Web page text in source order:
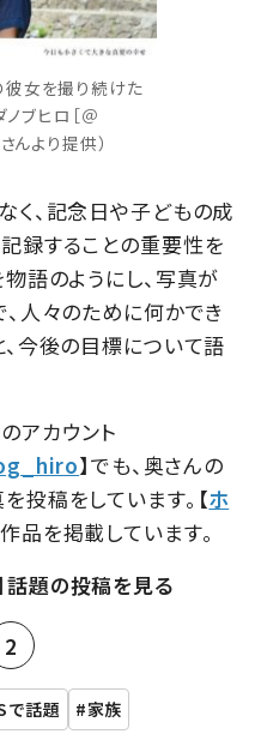
女を撮り続けた
ブヒロ［＠
より提供）
く、記念日や子どもの成
録することの重要性を
語のようにし、写真が
、人々のために何かでき
、今後の目標について語
アカウント
】でも、奥さんの
投稿をしています。【ホ
品を掲載しています。
話題の投稿を見る
2
で話題 家族